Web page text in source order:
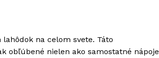
na celom svete. Táto
obľúbené nielen ako samostatné nápoje